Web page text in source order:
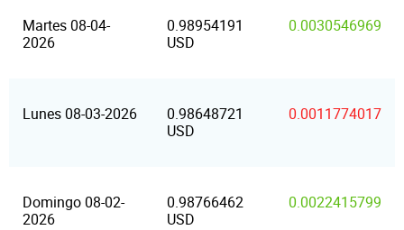
Martes 08-04-
2026
0.98954191
USD
0.0030546969
Lunes 08-03-2026
0.98648721
USD
0.0011774017
Domingo 08-02-
2026
0.98766462
USD
0.0022415799